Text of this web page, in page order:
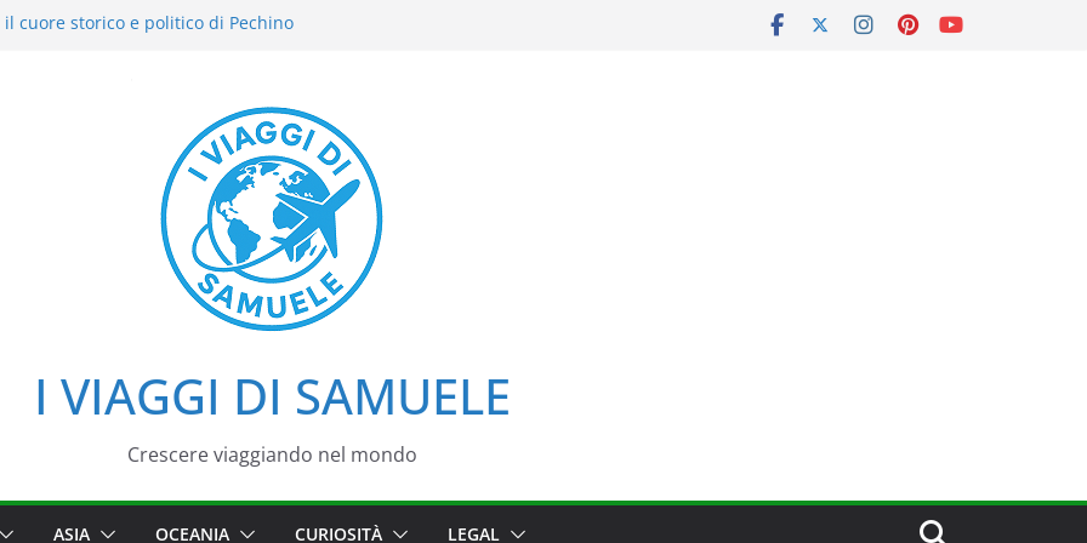
il cuore storico e politico di Pechino
d’Estate tra loto, camminate e
tra imperatori, simboli e cortili
I VIAGGI DI SAMUELE
Crescere viaggiando nel mondo
ASIA OCEANIA CURIOSITÀ LEGAL